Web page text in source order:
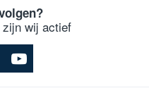
wij actief